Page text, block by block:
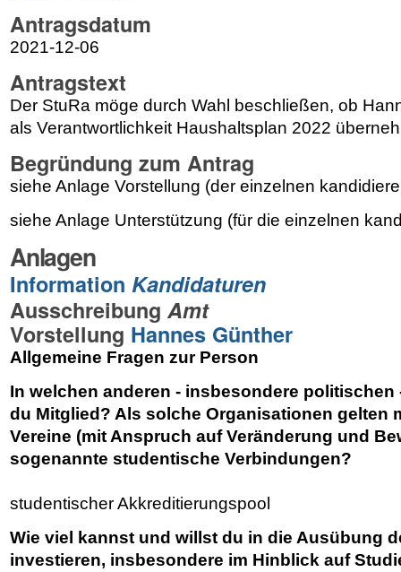
Antragsdatum
2021-12-06
Antragstext
Der StuRa möge durch Wahl beschließen, ob
als Verantwortlichkeit Haushaltsplan 2022
Begründung zum Antrag
siehe Anlage Vorstellung (der einzelnen
siehe Anlage Unterstützung (für die einzelnen
Anlagen
Information Kandidaturen
Ausschreibung Amt
Vorstellung Hannes Günther
Allgemeine Fragen zur Person
In welchen anderen - insbesondere
du Mitglied? Als solche Organisationen gelten
Vereine (mit Anspruch auf Veränderung und
sogenannte studentische Verbindungen?
studentischer Akkreditierungspool
Wie viel kannst und willst du in die Ausübung
investieren, insbesondere im Hinblick auf